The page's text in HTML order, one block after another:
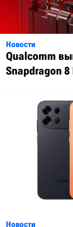
Новости
Qualcomm
Snapdragon 8
Новости